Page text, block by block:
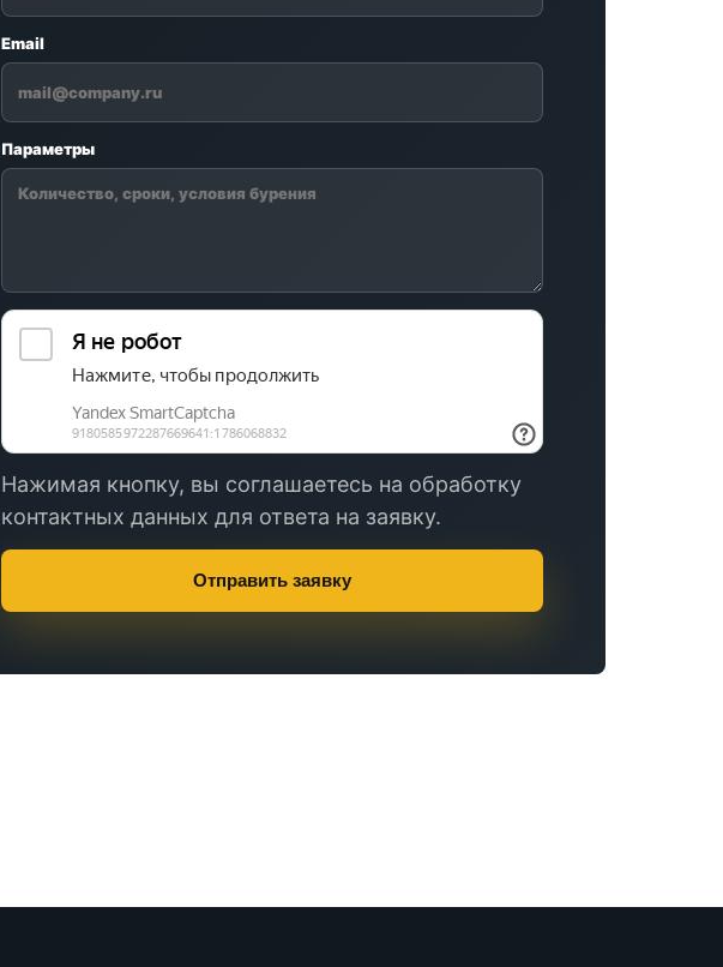
Email
Параметры
Нажимая кнопку, вы соглашаетесь на обработку
контактных данных для ответа на заявку.
Отправить заявку